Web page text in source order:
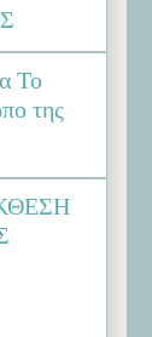
Το
της